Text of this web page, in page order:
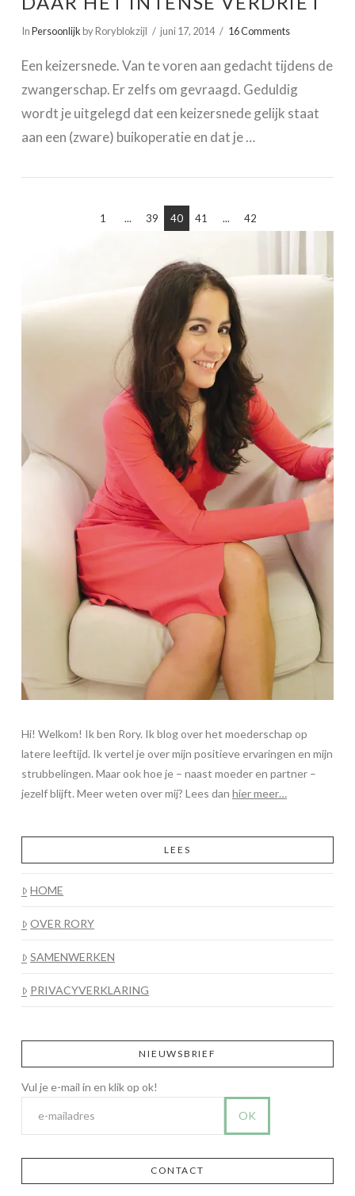
InPersoonlijk by Roryblokzijl juni 17, 2014 16 Comments
Een keizersnede. Van te voren aan gedacht tijdens de
zwangerschap. Er zelfs om gevraagd. Geduldig
wordt je uitgelegd dat een keizersnede gelijk staat
aan een (zware) buikoperatie en dat je …
1 ... 39 40 41 ... 42
Hi! Welkom! Ik ben Rory. Ik blog over het moederschap op
latere leeftijd. Ik vertel je over mijn positieve ervaringen en mijn
strubbelingen. Maar ook hoe je – naast moeder en partner –
jezelf blijft. Meer weten over mij? Lees dan hier meer…
LEES
HOME
OVER RORY
SAMENWERKEN
PRIVACYVERKLARING
NIEUWSBRIEF
CONTACT